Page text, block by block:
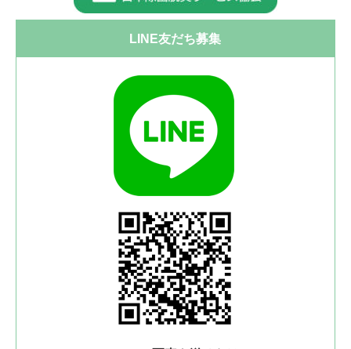
LINE友だち募集